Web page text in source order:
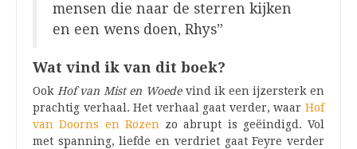
mensen die naar de sterren kijken
en een wens doen, Rhys”
Wat vind ik van dit boek?
Ook Hof van Mist en Woedevind ik een ijzersterk en
prachtig verhaal. Het verhaal gaat verder, waar Hof
van Doorns en Rozenzo abrupt is geëindigd. Vol
met spanning, liefde en verdriet gaat Feyre verder